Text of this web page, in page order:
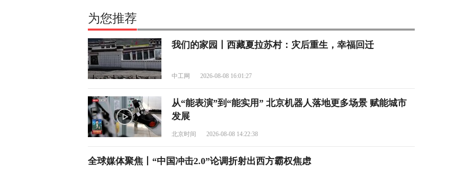
为您推荐
我们的家园丨西藏夏拉苏村：灾后重生，幸福回迁
中工网 2026-08-08 16:01:27
从“能表演”到“能实用” 北京机器人落地更多场景 赋能城市
发展
北京时间 2026-08-08 14:22:38
全球媒体聚焦丨“中国冲击2.0”论调折射出西方霸权焦虑